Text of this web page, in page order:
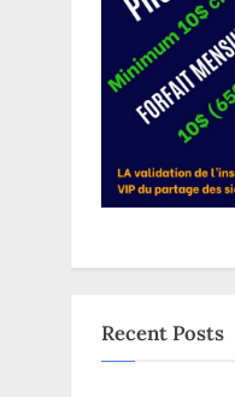
Recent Posts